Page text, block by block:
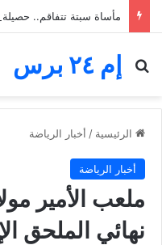
مأساة سبتة تتفاقم.. حصيلة
إم ٢٤ برس
بحث عن
الرئيسية / أخبار الرياضة
أخبار الرياضة
ملعب الأمير
نهائي الملحق